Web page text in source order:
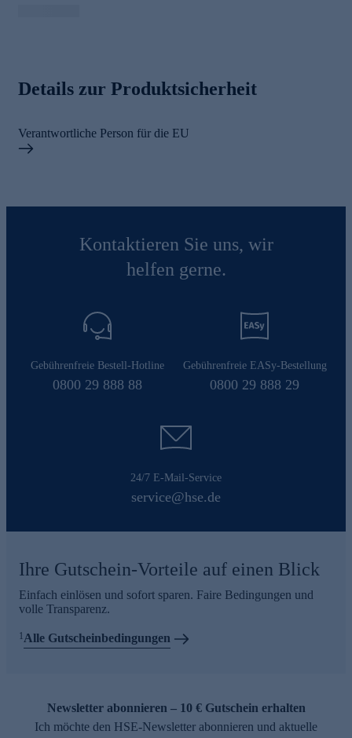
Details zur Produktsicherheit
Verantwortliche Person für die EU
Kontaktieren Sie uns, wir
helfen gerne.
Gebührenfreie Bestell-Hotline
0800 29 888 88
Gebührenfreie EASy-Bestellung
0800 29 888 29
24/7 E-Mail-Service
service@hse.de
Ihre Gutschein-Vorteile auf einen Blick
Einfach einlösen und sofort sparen. Faire Bedingungen und
volle Transparenz.
1 Alle Gutscheinbedingungen
Newsletter abonnieren – 10 € Gutschein erhalten
Ich möchte den HSE-Newsletter abonnieren und aktuelle